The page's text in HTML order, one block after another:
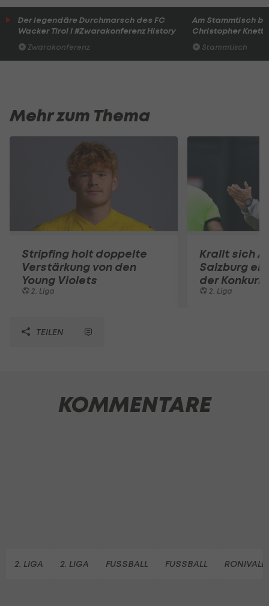
Der legendäre Durchmarsch des FC
Wacker Tirol I #Zwarakonferenz History
Zwarakonferenz
Am Stammtisch
Christopher Knett
Stammtisch
Mehr zum Thema
Stripfing holt doppelte
Verstärkung von den
Young Violets
2. Liga
Krallt sich
Salzburg
der
2. Liga
TEILEN
KOMMENTARE
2. LIGA 2. LIGA FUSSBALL FUSSBALL